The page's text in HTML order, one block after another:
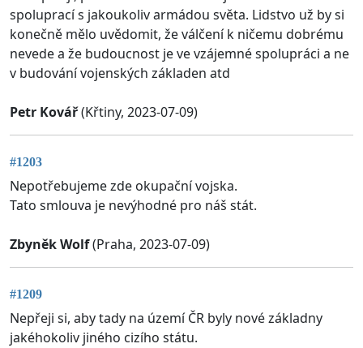
spoluprací s jakoukoliv armádou světa. Lidstvo už by si
konečně mělo uvědomit, že válčení k ničemu dobrému
nevede a že budoucnost je ve vzájemné spolupráci a ne
v budování vojenských základen atd
Petr Kovář(Křtiny, 2023-07-09)
#1203
Nepotřebujeme zde okupační vojska.
Tato smlouva je nevýhodné pro náš stát.
Zbyněk Wolf(Praha, 2023-07-09)
#1209
Nepřeji si, aby tady na území ČR byly nové základny
jakéhokoliv jiného cizího státu.